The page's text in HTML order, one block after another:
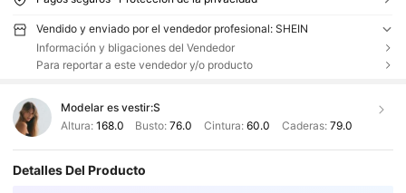
Vendido y enviado por el vendedor profesional: SHEIN
Información y bligaciones del Vendedor
Para reportar a este vendedor y/o producto
Modelar es vestir:S
Altura: 168.0 Busto:76.0 Cintura: 60.0 Caderas: 79.0
Detalles Del Producto